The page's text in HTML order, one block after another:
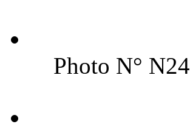
Photo N° N24